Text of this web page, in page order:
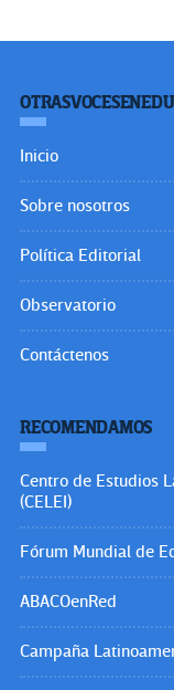
Inicio
Sobre nosotros
Política Editorial
Observatorio
Contáctenos
RECOMENDAMOS
Centro de Estudios
(CELEI)
Fórum Mundial de
ABACOenRed
Campaña